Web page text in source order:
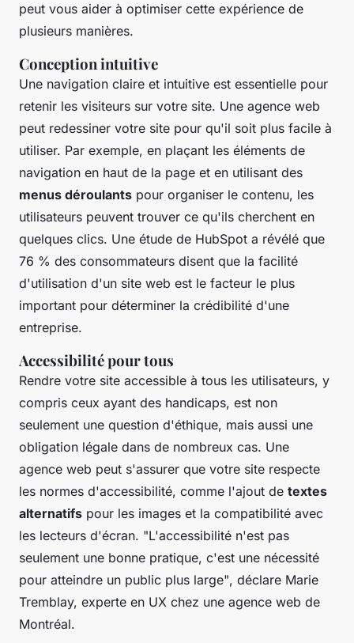
peut vous aider à optimiser cette expérience de
plusieurs manières.
Conception intuitive
Une navigation claire et intuitive est essentielle pour
retenir les visiteurs sur votre site. Une agence web
peut redessiner votre site pour qu'il soit plus facile à
utiliser. Par exemple, en plaçant les éléments de
navigation en haut de la page et en utilisant des
menus déroulants pour organiser le contenu, les
utilisateurs peuvent trouver ce qu'ils cherchent en
quelques clics. Une étude de HubSpot a révélé que
76 % des consommateurs disent que la facilité
d'utilisation d'un site web est le facteur le plus
important pour déterminer la crédibilité d'une
entreprise.
Accessibilité pour tous
Rendre votre site accessible à tous les utilisateurs, y
compris ceux ayant des handicaps, est non
seulement une question d'éthique, mais aussi une
obligation légale dans de nombreux cas. Une
agence web peut s'assurer que votre site respecte
les normes d'accessibilité, comme l'ajout de textes
alternatifs pour les images et la compatibilité avec
les lecteurs d'écran. "L'accessibilité n'est pas
seulement une bonne pratique, c'est une nécessité
pour atteindre un public plus large", déclare Marie
Tremblay, experte en UX chez une agence web de
Montréal.